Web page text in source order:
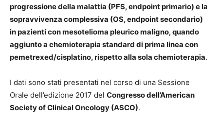
progressione della malattia (PFS, endpoint primario) e la
sopravvivenza complessiva (OS, endpoint secondario)
in pazienti con mesotelioma pleurico maligno, quando
aggiunto a chemioterapia standard di prima linea con
pemetrexed/cisplatino, rispetto alla sola chemioterapia.
I dati sono stati presentati nel corso di una Sessione
Orale dell’edizione 2017 del Congresso dell’American
Society of Clinical Oncology (ASCO).